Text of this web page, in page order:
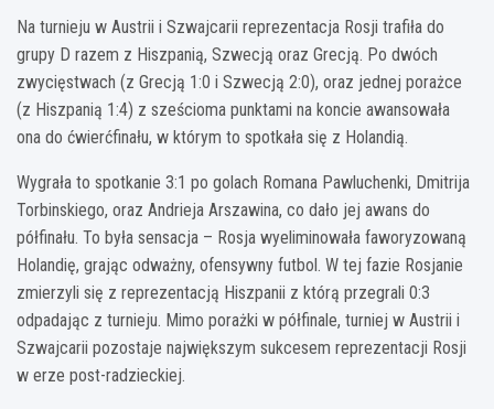
Na turnieju w Austrii i Szwajcarii reprezentacja Rosji trafiła do
grupy D razem z Hiszpanią, Szwecją oraz Grecją. Po dwóch
zwycięstwach (z Grecją 1:0 i Szwecją 2:0), oraz jednej porażce
(z Hiszpanią 1:4) z sześcioma punktami na koncie awansowała
ona do ćwierćfinału, w którym to spotkała się z Holandią.
Wygrała to spotkanie 3:1 po golach Romana Pawluchenki, Dmitrija
Torbinskiego, oraz Andrieja Arszawina, co dało jej awans do
półfinału. To była sensacja – Rosja wyeliminowała faworyzowaną
Holandię, grając odważny, ofensywny futbol. W tej fazie Rosjanie
zmierzyli się z reprezentacją Hiszpanii z którą przegrali 0:3
odpadając z turnieju. Mimo porażki w półfinale, turniej w Austrii i
Szwajcarii pozostaje największym sukcesem reprezentacji Rosji
w erze post-radzieckiej.